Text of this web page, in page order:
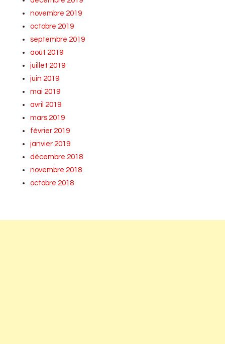
novembre 2019
octobre 2019
septembre 2019
août 2019
juillet 2019
juin 2019
mai 2019
avril 2019
mars 2019
février 2019
janvier 2019
décembre 2018
novembre 2018
octobre 2018